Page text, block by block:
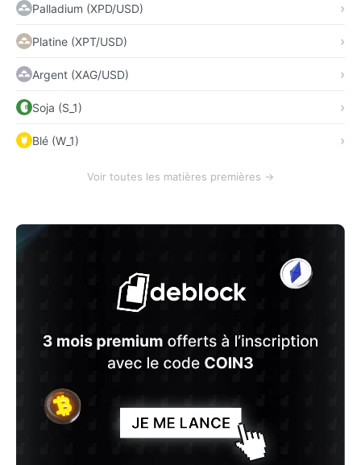
Palladium (XPD/USD)
Platine (XPT/USD)
Argent (XAG/USD)
Soja (S_1)
Blé (W_1)
Voir toutes les matières premières →